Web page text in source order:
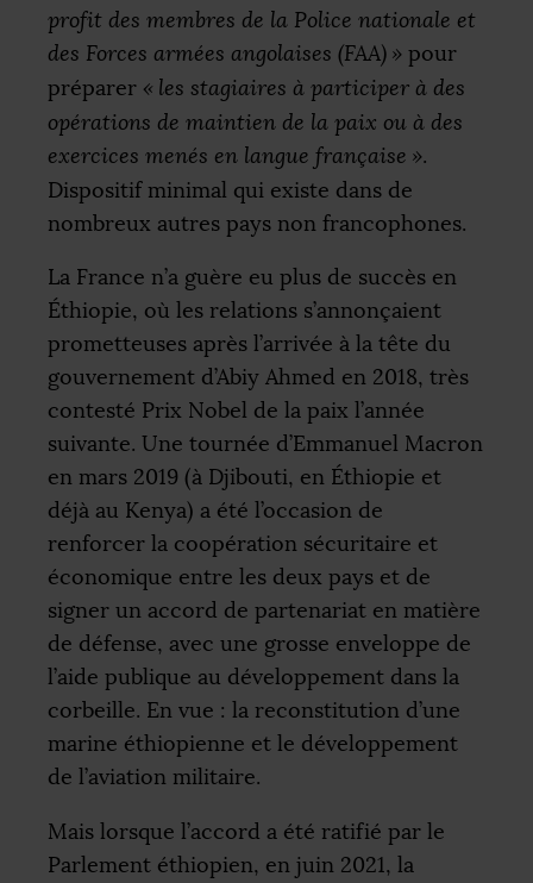
profit des membres de la Police nationale et
des Forces armées angolaises (FAA) » pour
préparer « les stagiaires à participer à des
opérations de maintien de la paix ou à des
exercices menés en langue française ».
Dispositif minimal qui existe dans de
nombreux autres pays non francophones.
La France n’a guère eu plus de succès en
Éthiopie, où les relations s’annonçaient
prometteuses après l’arrivée à la tête du
gouvernement d’Abiy Ahmed en 2018, très
contesté Prix Nobel de la paix l’année
suivante. Une tournée d’Emmanuel Macron
en mars 2019 (à Djibouti, en Éthiopie et
déjà au Kenya) a été l’occasion de
renforcer la coopération sécuritaire et
économique entre les deux pays et de
signer un accord de partenariat en matière
de défense, avec une grosse enveloppe de
l’aide publique au développement dans la
corbeille. En vue : la reconstitution d’une
marine éthiopienne et le développement
de l’aviation militaire.
Mais lorsque l’accord a été ratifié par le
Parlement éthiopien, en juin 2021, la